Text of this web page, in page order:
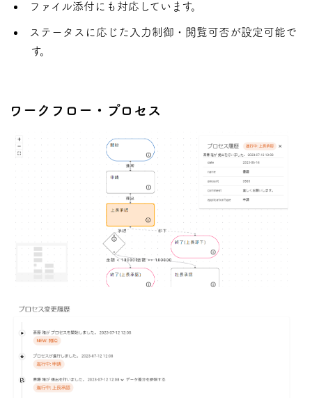
ファイル添付にも対応しています。
ステータスに応じた入力制御・閲覧可否が設定可能で
す。
ワークフロー・プロセス